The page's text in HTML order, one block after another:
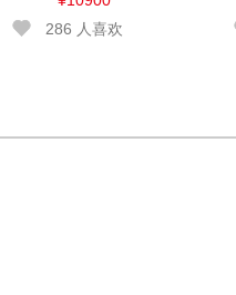
286 人喜欢